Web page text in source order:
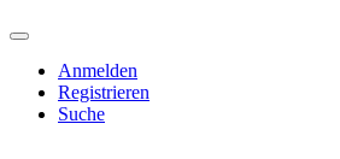
Anmelden
Registrieren
Suche